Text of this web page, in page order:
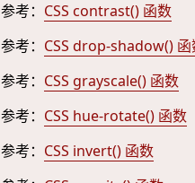
参考： CSS contrast() 函数
参考： CSS drop-shadow() 函
参考： CSS grayscale() 函数
参考： CSS hue-rotate() 函数
参考： CSS invert() 函数